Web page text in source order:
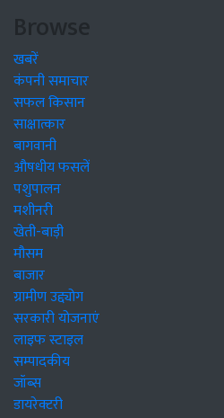
Browse
खबरें
कंपनी समाचार
सफल किसान
साक्षात्कार
बागवानी
औषधीय फसलें
पशुपालन
मशीनरी
खेती-बाड़ी
मौसम
बाजार
ग्रामीण उद्द्योग
सरकारी योजनाएं
लाइफ स्टाइल
सम्पादकीय
जॉब्स
डायरेक्टरी